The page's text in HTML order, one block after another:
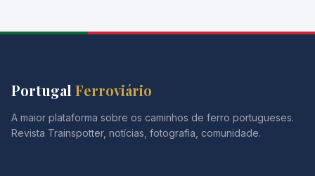
Portugal Ferroviário
A maior plataforma sobre os caminhos de ferro portugueses.
Revista Trainspotter, notícias, fotografia, comunidade.